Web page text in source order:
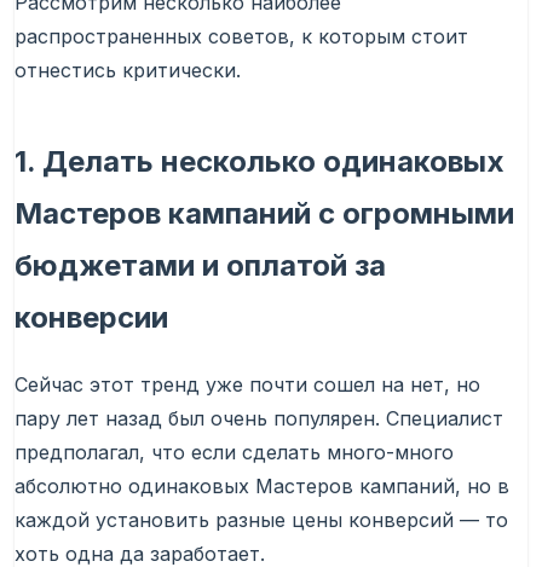
распространенных советов, к которым стоит
отнестись критически.
1. Делать несколько одинаковых
Мастеров кампаний с огромными
бюджетами и оплатой за
конверсии
Сейчас этот тренд уже почти сошел на нет, но
пару лет назад был очень популярен. Специалист
предполагал, что если сделать много-много
абсолютно одинаковых Мастеров кампаний, но в
каждой установить разные цены конверсий — то
хоть одна да заработает.